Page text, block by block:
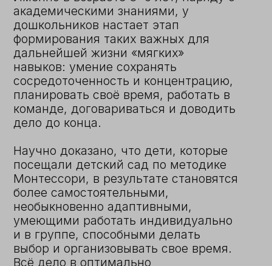
В методе Монтессори соблюдается
принцип преемственности:
младшие «тянутся» за старшими,
благодаря чему быстрее
развиваются, а старшие учатся
внимательно и заботливо
относиться к младшим, чувствуют
себя взрослыми рядом с ними и
учат их тому, что умеют сами.
Работа в группе направлена
на то, чтобы ребёнок
почувствовал и осознал
свою индивидуальность,
раскрыл свои способности,
практиковался и
экспериментировал без
страха, научился
принимать решения и
делать выбор.
Личностный
в воспитании
Средовая педагогика